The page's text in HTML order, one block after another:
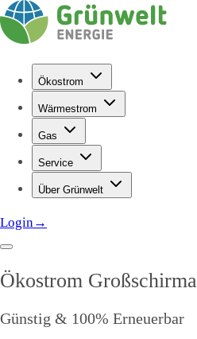
Ökostrom
Wärmestrom
Gas
Service
Über Grünwelt
Login→
Ökostrom Großschirma
Günstig & 100% Erneuerbar